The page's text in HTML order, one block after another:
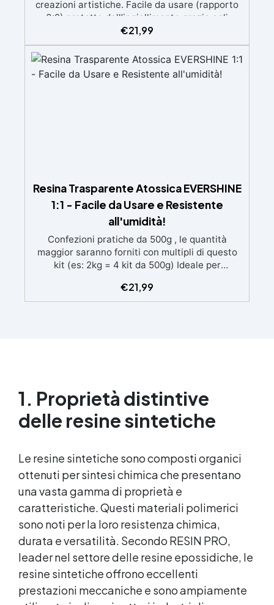
creazioni artistiche. Facile da usare (rapporto
3:2) protetta dall’ingiallimento grazie agli
speciali filtri UV Formula densa : non cola via,
mantenendo i design precisi e puliti. Indurisce
in 12-24h garantendo una superficie lucida e
brillante
€21,99
Resina Trasparente Atossica EVERSHINE
1:1 - Facile da Usare e Resistente
all'umidità!
Confezioni pratiche da 500g , le quantità
maggior saranno forniti con multipli di questo
kit (es: 2kg = 4 kit da 500g) Ideale per
inizia. Sempre lucida: garantisce una finitura
brillante e uniforme in ogni condizione.
€21,99
1. Proprietà distintive
delle resine sintetiche
Le resine sintetiche sono composti organici
ottenuti per sintesi chimica che presentano
una vasta gamma di proprietà e
caratteristiche. Questi materiali polimerici
sono noti per la loro resistenza chimica,
durata e versatilità. Secondo RESIN PRO,
leader nel settore delle resine epossidiche, le
resine sintetiche offrono eccellenti
prestazioni meccaniche e sono ampiamente